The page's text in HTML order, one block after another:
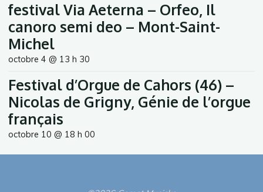
festival Via Aeterna – Orfeo, Il
canoro semi deo – Mont-Saint-
Michel
octobre 4 @ 13 h 30
Festival d’Orgue de Cahors (46) –
Nicolas de Grigny, Génie de l’orgue
français
octobre 10 @ 18 h 00